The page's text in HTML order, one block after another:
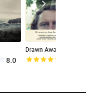
8.0
Drawn Away